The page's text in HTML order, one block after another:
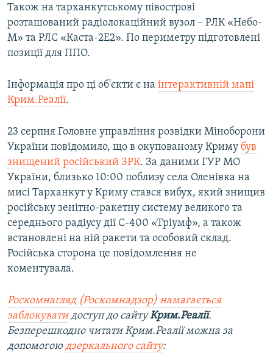
Також на тарханкутському півострові
розташований радіолокаційний вузол – РЛК «Небо-
М» та РЛС «Каста-2Е2». По периметру підготовлені
позиції для ППО.
Інформація про ці об'єкти є на інтерактивній мапі
Крим.Реалії.
23 серпня Головне управління розвідки Міноборони
України повідомило, що в окупованому Криму був
знищений російський ЗРК. За даними ГУР МО
України, близько 10:00 поблизу села Оленівка на
мисі Тарханкут у Криму стався вибух, який знищив
російську зенітно-ракетну систему великого та
середнього радіусу дії С-400 «Тріумф», а також
встановлені на ній ракети та особовий склад.
Російська сторона це повідомлення не
коментувала.
Роскомнагляд (Роскомнадзор) намагається
заблокуватидоступ до сайтуКрим.Реалії.
Безперешкодно читати Крим.Реалії можна за
допомогою дзеркального сайту: